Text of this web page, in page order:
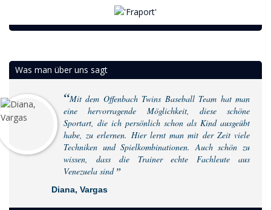
Was man über uns sagt
Mit dem Offenbach Twins Baseball Team hat man
eine hervorragende Möglichkeit, diese schöne
Sportart, die ich persönlich schon als Kind ausgeübt
habe, zu erlernen. Hier lernt man mit der Zeit viele
Techniken und Spielkombinationen. Auch schön zu
wissen, dass die Trainer echte Fachleute aus
Venezuela sind
Diana, Vargas